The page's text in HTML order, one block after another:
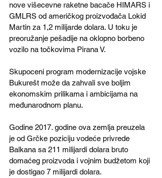
nove višecevne raketne bacače HIMARS i
GMLRS od američkog proizvođača Lokid
Martin za 1,2 milijarde dolara. U toku je
preoružanje pešadije na oklopno borbeno
vozilo na točkovima Pirana V.
Skupoceni program modernizacije vojske
Bukurešt može da zahvali sve boljim
ekonomskim prilikama i ambicijama na
međunarodnom planu.
Godine 2017. godine ova zemlja preuzela
je od Grčke poziciju vodeće privrede
Balkana sa 211 milijardi dolara bruto
domaćeg proizvoda i vojnim budžetom koji
je dostigao 7 milijardi dolara.